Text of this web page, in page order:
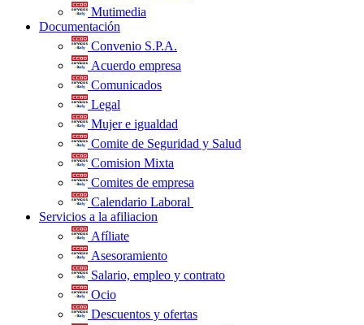
Mutimedia
Documentación
Convenio S.P.A.
Acuerdo empresa
Comunicados
Legal
Mujer e igualdad
Comite de Seguridad y Salud
Comision Mixta
Comites de empresa
Calendario Laboral
Servicios a la afiliacion
Afíliate
Asesoramiento
Salario, empleo y contrato
Ocio
Descuentos y ofertas